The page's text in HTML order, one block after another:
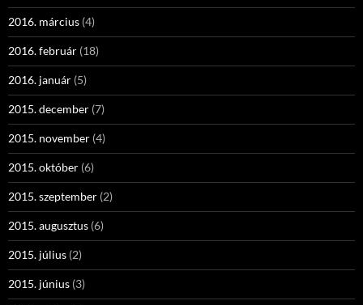
2016. március (4)
2016. február (18)
2016. január (5)
2015. december (7)
2015. november (4)
2015. október (6)
2015. szeptember (2)
2015. augusztus (6)
2015. július (2)
2015. június (3)